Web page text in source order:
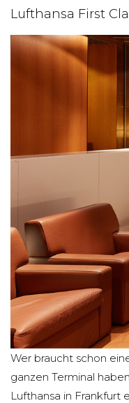
Lufthansa First
Wer braucht schon
ganzen Terminal
Lufthansa in Frankfurt